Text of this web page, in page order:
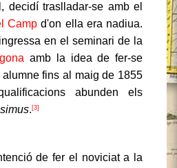
decidí traslladar-se amb el
Camp d'on ella era nadiua.
en el seminari de la
amb la idea de fer-se
fins al maig de 1855
abunden els
. [3]
de fer el noviciat a la